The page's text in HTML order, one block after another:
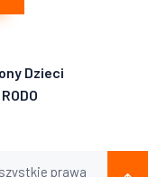
Dzieci
prawa